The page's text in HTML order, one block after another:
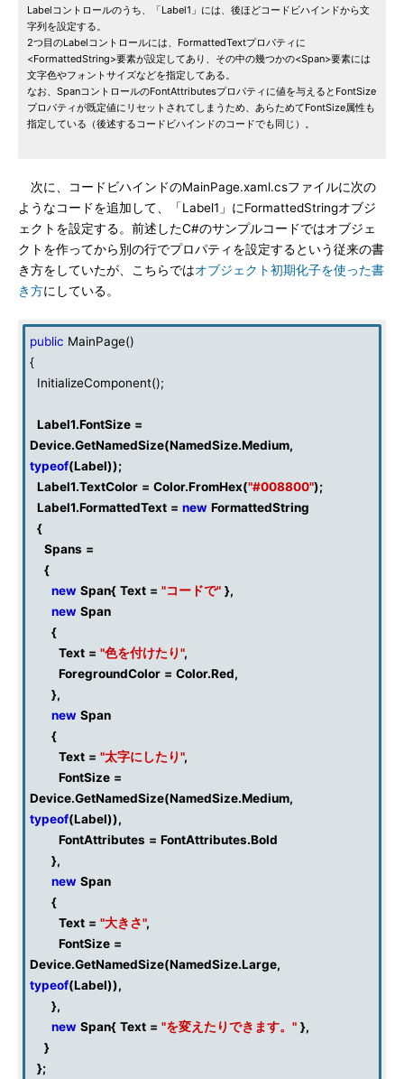
Labelコントロールのうち、「Label1」には、後ほどコードビハインドから文
字列を設定する。
2つ目のLabelコントロールには、FormattedTextプロパティに
<FormattedString>要素が設定してあり、その中の幾つかの<Span>要素には
文字色やフォントサイズなどを指定してある。
なお、SpanコントロールのFontAttributesプロパティに値を与えるとFontSize
プロパティが既定値にリセットされてしまうため、あらためてFontSize属性も
指定している（後述するコードビハインドのコードでも同じ）。
次に、コードビハインドのMainPage.xaml.csファイルに次の
ようなコードを追加して、「Label1」にFormattedStringオブジ
ェクトを設定する。前述したC#のサンプルコードではオブジェ
クトを作ってから別の行でプロパティを設定するという従来の書
き方をしていたが、こちらではオブジェクト初期化子を使った書
き方にしている。
public MainPage()
{
InitializeComponent();
Label1.FontSize =
Device.GetNamedSize(NamedSize.Medium,
typeof(Label));
Label1.TextColor = Color.FromHex("#008800");
Label1.FormattedText = new FormattedString
{
Spans =
{
new Span{ Text = "コードで" },
new Span
{
Text = "色を付けたり",
ForegroundColor = Color.Red,
},
new Span
{
Text = "太字にしたり",
FontSize =
Device.GetNamedSize(NamedSize.Medium,
typeof(Label)),
FontAttributes = FontAttributes.Bold
},
new Span
{
Text = "大きさ",
FontSize =
Device.GetNamedSize(NamedSize.Large,
typeof(Label)),
},
new Span{ Text = "を変えたりできます。" },
}
};